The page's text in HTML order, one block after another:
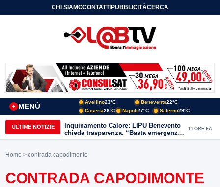
CHI SIAMOCONTATTIPUBBLICITÀCERCA
MENÙ
+
Avellino23°C Benevento22°C
Caserta26°C Napoli27°C Salerno29°C
ULTIME NOTIZIE
Inquinamento Calore: LIPU Benevento
chiede trasparenza. “Basta emergenze:
non possiamo continuare a trattare i
canali di scarico
11 ORE FA
Home > contrada capodimonte
CONTRADA CAPODIMONTE